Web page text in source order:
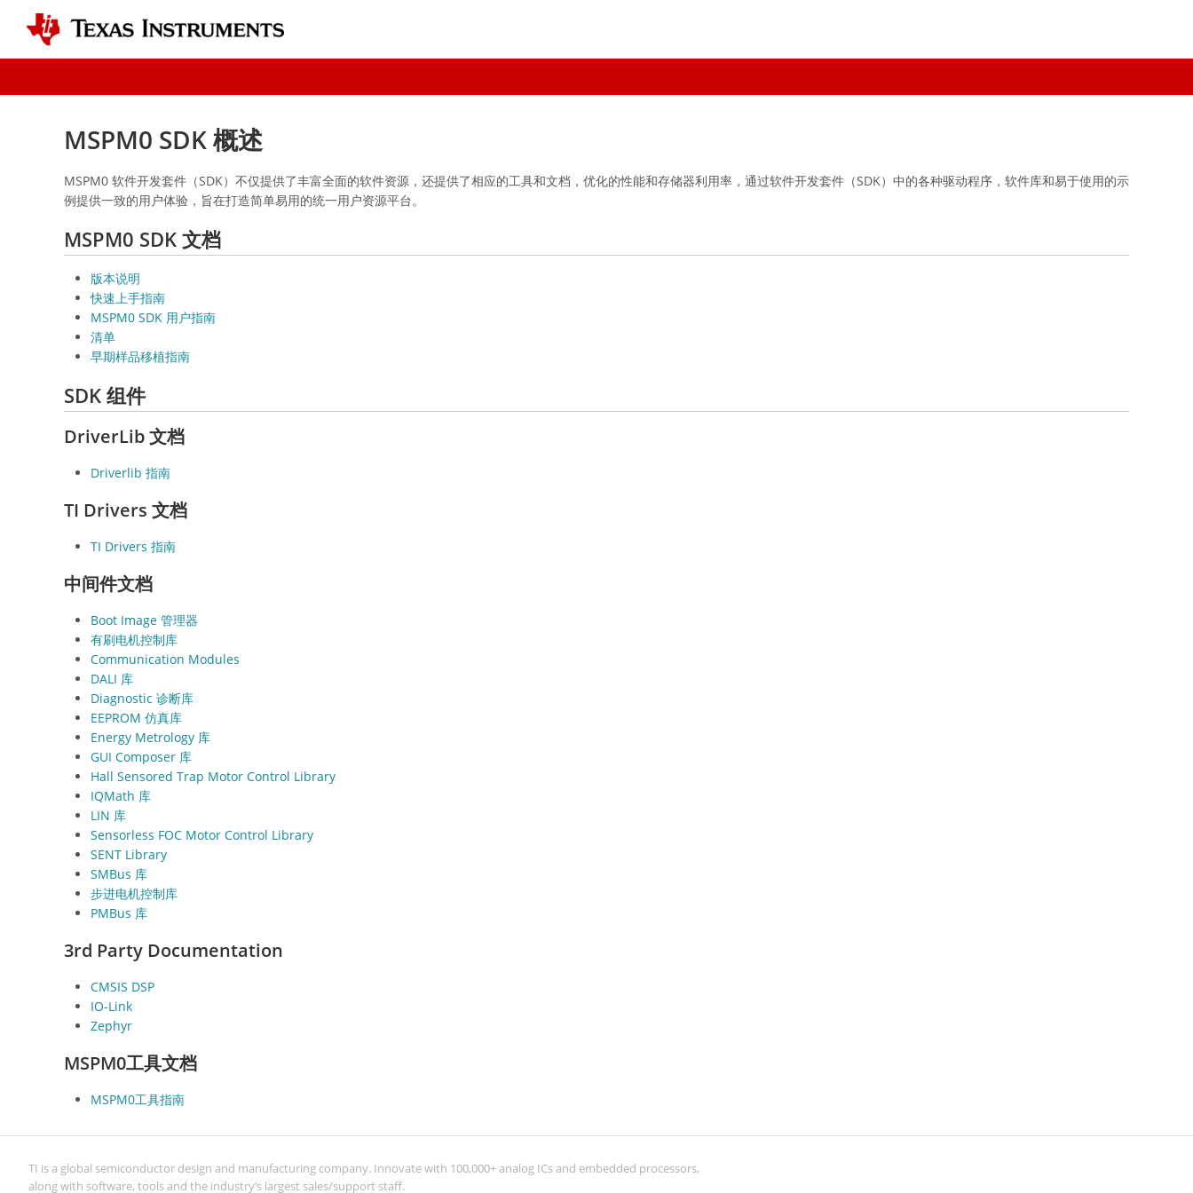
MSPM0 SDK 概述
MSPM0 软件开发套件（SDK）不仅提供了丰富全面的软件资源，还提供了相应的工具和文档，优化的性能和存储器利用率，通过软件开发套件（SDK）中的各种驱动程序，软件库和易于使用的示
例提供一致的用户体验，旨在打造简单易用的统一用户资源平台。
MSPM0 SDK 文档
版本说明
快速上手指南
MSPM0 SDK 用户指南
清单
早期样品移植指南
SDK 组件
DriverLib 文档
Driverlib 指南
TI Drivers 文档
TI Drivers 指南
中间件文档
Boot Image 管理器
有刷电机控制库
Communication Modules
DALI 库
Diagnostic 诊断库
EEPROM 仿真库
Energy Metrology 库
GUI Composer 库
Hall Sensored Trap Motor Control Library
IQMath 库
LIN 库
Sensorless FOC Motor Control Library
SENT Library
SMBus 库
步进电机控制库
PMBus 库
3rd Party Documentation
CMSIS DSP
IO-Link
Zephyr
MSPM0工具文档
MSPM0工具指南
TI is a global semiconductor design and manufacturing company. Innovate with 100,000+ analog ICs and embedded processors,
along with software, tools and the industry‘s largest sales/support staff.